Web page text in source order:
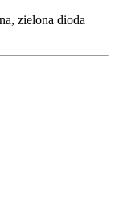
zielona dioda